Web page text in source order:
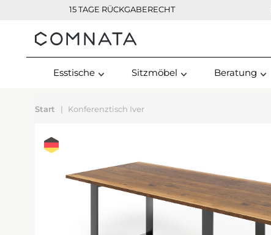
15 TAGE RÜCKGABERECHT
Kontakt
Esstische Sitzmöbel Beratung
Start Konferenztisch Iver